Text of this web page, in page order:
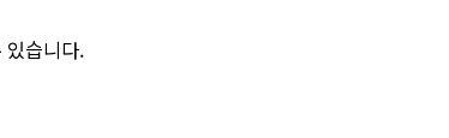
있습니다.